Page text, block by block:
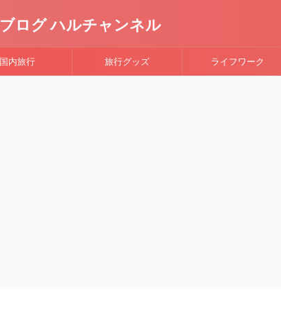
ログ ハルチャンネル
国内旅行 旅行グッズ ライフワーク